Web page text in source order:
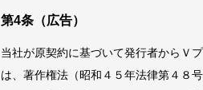
第4条（広告）
当社が原契約に基づいて発行者からＶ
は、著作権法（昭和４５年法律第４８